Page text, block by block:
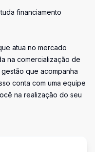
financiamento
atua no mercado
na comercialização de
que acompanha
conta com uma equipe
na realização do seu